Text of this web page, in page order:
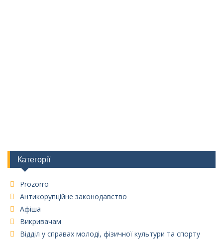
Категорії
Prozorro
Антикорупційне законодавство
Афіша
Викривачам
Відділ у справах молоді, фізичної культури та спорту